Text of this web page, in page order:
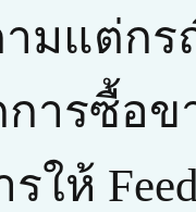
ามแต่ก
ารซื้อ
ให้